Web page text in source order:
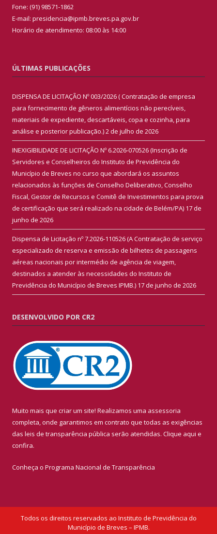
Fone: (91) 98571-1862
E-mail: presidencia@ipmb.breves.pa.gov.br
Horário de atendimento: 08:00 às 14:00
ÚLTIMAS PUBLICAÇÕES
DISPENSA DE LICITAÇÃO Nº 003/2026 ( Contratação de empresa
para fornecimento de gêneros alimentícios não perecíveis,
materiais de expediente, descartáveis, copa e cozinha, para
análise e posterior publicação.)2 de julho de 2026
INEXIGIBILIDADE DE LICITAÇÃO Nº 6.2026-070526 (Inscrição de
Servidores e Conselheiros do Instituto de Previdência do
Município de Breves no curso que abordará os assuntos
relacionados às funções de Conselho Deliberativo, Conselho
Fiscal, Gestor de Recursos e Comitê de Investimentos para prova
de certificação que será realizado na cidade de Belém/PA) 17 de
junho de 2026
Dispensa de Licitação nº 7.2026-110526 (A Contratação de serviço
especializado de reserva e emissão de bilhetes de passagens
aéreas nacionais por intermédio de agência de viagem,
destinados a atender às necessidades do Instituto de
Previdência do Município de Breves IPMB.) 17 de junho de 2026
DESENVOLVIDO POR CR2
Muito mais que criar um site! Realizamos uma assessoria
completa, onde garantimos em contrato que todas as exigências
das leis de transparência pública serão atendidas. Clique aqui e
confira.
Conheça o Programa Nacional de Transparência
Todos os direitos reservados ao Instituto de Previdência do
Município de Breves – IPMB.